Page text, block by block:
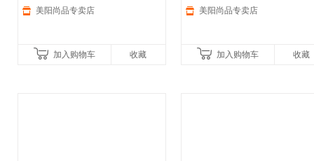
美阳尚品专卖店
加入购物车 收藏
美阳尚品专卖店
加入购物车 收藏